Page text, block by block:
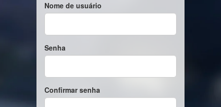
Nome de usuário
Senha
Confirmar senha